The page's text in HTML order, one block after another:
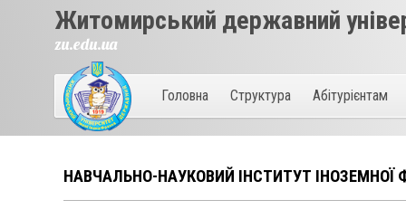
Житомирський державний
zu.edu.ua
Головна Структура Абітурієнтам
НАВЧАЛЬНО-НАУКОВИЙ ІНСТИТУТ ІНОЗЕМНОЇ